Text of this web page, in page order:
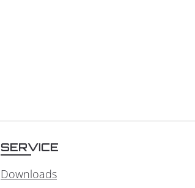
SERVICE
Downloads